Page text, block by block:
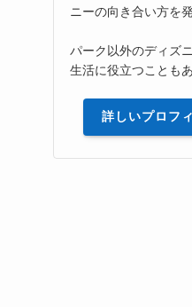
ニーの向き合い方を
パーク以外のディズ
生活に役立つことも
詳しいプロフ